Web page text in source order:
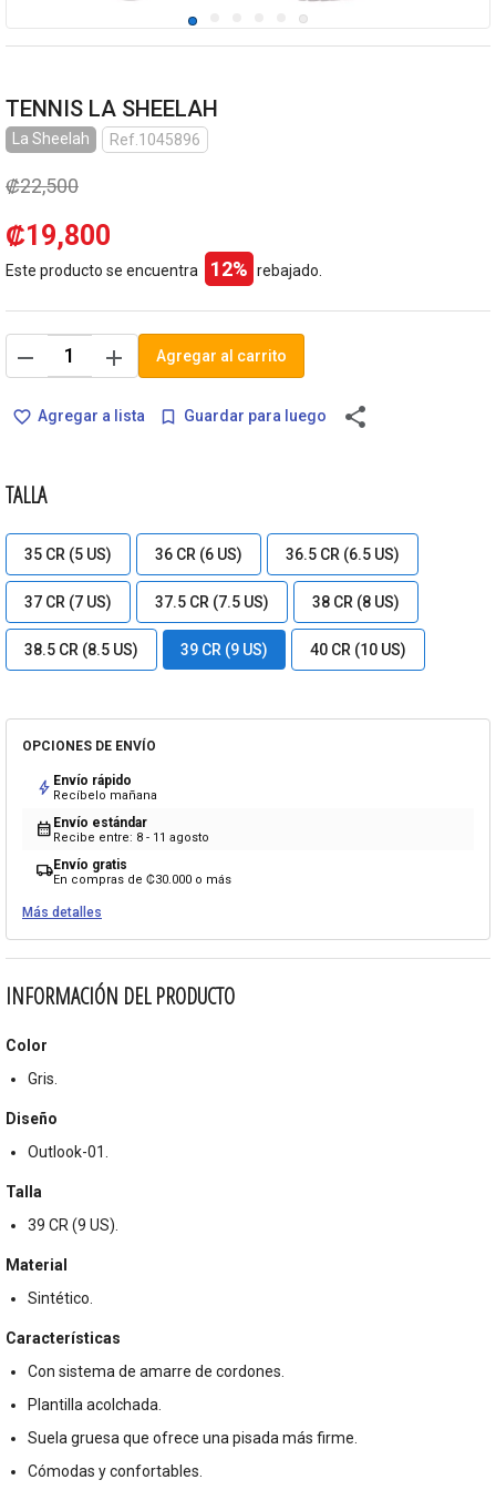
TENNIS LA SHEELAH
La Sheelah Ref.1045896
₡22,500
₡19,800
Este producto se encuentra 12% rebajado.
remove add Agregar al carrito
favorite_border Agregar a lista bookmark_border Guardar para luego share
TALLA
35 CR (5 US) 36 CR (6 US) 36.5 CR (6.5 US)
37 CR (7 US) 37.5 CR (7.5 US) 38 CR (8 US)
38.5 CR (8.5 US) 39 CR (9 US) 40 CR (10 US)
OPCIONES DE ENVÍO
bolt Envío rápido
Recíbelo mañana
calendar_month Envío estándar
Recibe entre: 8 - 11 agosto
local_shippingEnvío gratis
En compras de ₡30.000 o más
Más detalles
INFORMACIÓN DEL PRODUCTO
Color
Gris.
Diseño
Outlook-01.
Talla
39 CR (9 US).
Material
Sintético.
Características
Con sistema de amarre de cordones.
Plantilla acolchada.
Suela gruesa que ofrece una pisada más firme.
Cómodas y confortables.